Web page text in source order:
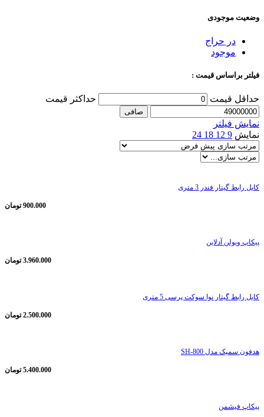
وضعیت موجودی
در حراج
موجود
فیلتر براساس قیمت :
حداقل قیمت حداكثر قيمت
صافی
نمایش فیلتر
نمایش 9
12
18
24
کابل رابط گیتار فندر 3 متری
900.000 تومان
پیکاپ ویولن آدلاین
3.960.000 تومان
کابل رابط گیتار نوا سوکت پرسی 5 متری
2.500.000 تومان
هدفون سمیک مدل SH-800
5.400.000 تومان
پیکاپ فیشمن